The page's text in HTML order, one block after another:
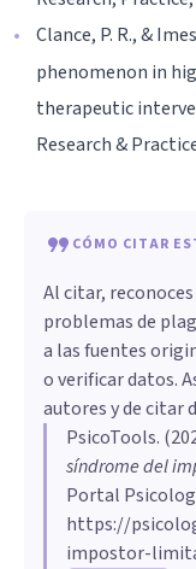
Clance, P. R., &
phenomenon in
therapeutic
Research &
CÓMO CITAR
Al citar,
problemas de
a las fuentes
o verificar datos.
autores y de citar
PsicoTools. (
síndrome del
Portal
https://
impostor-